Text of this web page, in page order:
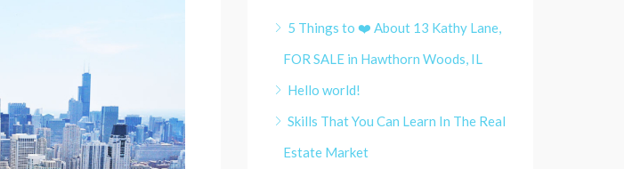
5 Things to ❤️ About 13 Kathy Lane,
FOR SALE in Hawthorn Woods, IL
Hello world!
Skills That You Can Learn In The Real
Estate Market